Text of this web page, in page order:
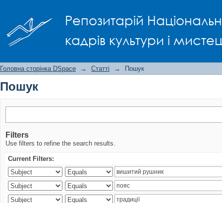
Репозитарій
кадрів культури і
Головна сторінка DSpace → Статті → Пошук
Пошук
Filters
Use filters to refine the search results.
Current Filters: